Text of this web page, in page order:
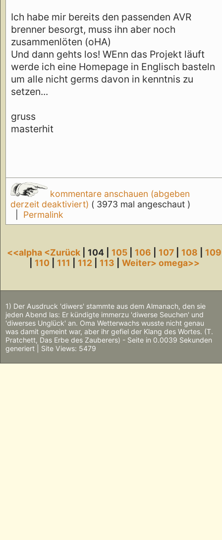
Ich habe mir bereits den passenden AVR
brenner besorgt, muss ihn aber noch
zusammenlöten (oHA)
Und dann gehts los! WEnn das Projekt läuft
werde ich eine Homepage in Englisch basteln
um alle nicht germs davon in kenntnis zu
setzen...
gruss
masterhit
kommentare anschauen (abgeben
derzeit deaktiviert) ( 3973 mal angeschaut )
Permalink
<<alpha <Zurück | 104 | 105 106 107 108
109
110| 111 112 113 Weiter> omega>>
1) Der Ausdruck 'diwers' stammte aus dem Almanach, den sie
jeden Abend las: Er kündigte immerzu 'diwerse Seuchen' und
'diwerses Unglück' an. Oma Wetterwachs wusste nicht genau
was damit gemeint war, aber ihr gefiel der Klang des Wortes. (T.
Pratchett, Das Erbe des Zauberers) - Seite in 0.0039 Sekunden
generiert | Site Views: 5479